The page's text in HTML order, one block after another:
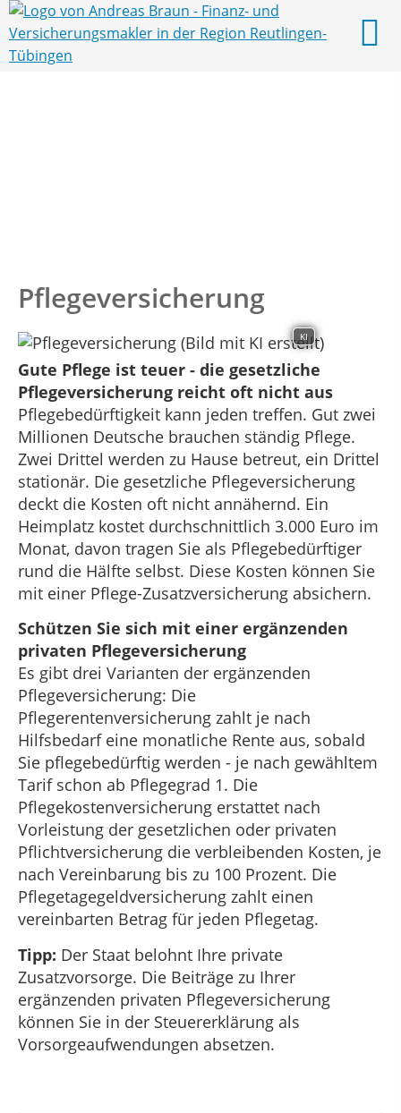
Pflegeversicherung
KI
Gute Pflege ist teuer - die gesetzliche
Pflegeversicherung reicht oft nicht aus
Pflegebedürftigkeit kann jeden treffen. Gut zwei
Millionen Deutsche brauchen ständig Pflege.
Zwei Drittel werden zu Hause betreut, ein Drittel
stationär. Die gesetzliche Pflegeversicherung
deckt die Kosten oft nicht annähernd. Ein
Heimplatz kostet durchschnittlich 3.000 Euro im
Monat, davon tragen Sie als Pflegebedürftiger
rund die Hälfte selbst. Diese Kosten können Sie
mit einer Pflege-Zusatzversicherung absichern.
Schützen Sie sich mit einer ergänzenden
privaten Pflegeversicherung
Es gibt drei Varianten der ergänzenden
Pflegeversicherung: Die
Pflegerentenversicherung zahlt je nach
Hilfsbedarf eine monatliche Rente aus, sobald
Sie pflegebedürftig werden - je nach gewähltem
Tarif schon ab Pflegegrad 1. Die
Pflegekostenversicherung erstattet nach
Vorleistung der gesetzlichen oder privaten
Pflichtversicherung die verbleibenden Kosten, je
nach Vereinbarung bis zu 100 Prozent. Die
Pflegetagegeldversicherung zahlt einen
vereinbarten Betrag für jeden Pflegetag.
Tipp: Der Staat belohnt Ihre private
Zusatzvorsorge. Die Beiträge zu Ihrer
ergänzenden privaten Pflegeversicherung
können Sie in der Steuererklärung als
Vorsorgeaufwendungen absetzen.